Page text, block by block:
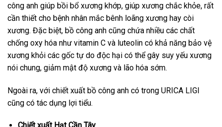
công anh giúp bồi bổ xương khớp, giúp xương chắc khỏe, rất
cần thiết cho bệnh nhân mắc bênh loãng xương hay còi
xương. Đặc biệt, bồ công anh cũng chứa nhiều các chất
chống oxy hóa như vitamin C và luteolin có khả năng bảo vệ
xương khỏi các gốc tự do độc hại có thể gây suy yếu xương
nói chung, giảm mật độ xương và lão hóa sớm.
Ngoài ra, với chiết xuất bồ công anh có trong URICA LIGI
cũng có tác dụng lợi tiểu.